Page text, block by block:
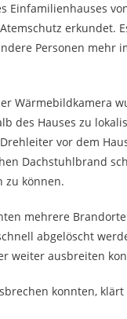
Einfamilienhauses
erkundet.
Personen mehr
Wärmebildkamera
des Hauses zu
vor dem
Dachstuhlbrand
zu können.
mehrere
abgelöscht
weiter ausbreiten
konnten,